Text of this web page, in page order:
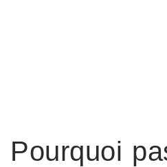
Pourquoi